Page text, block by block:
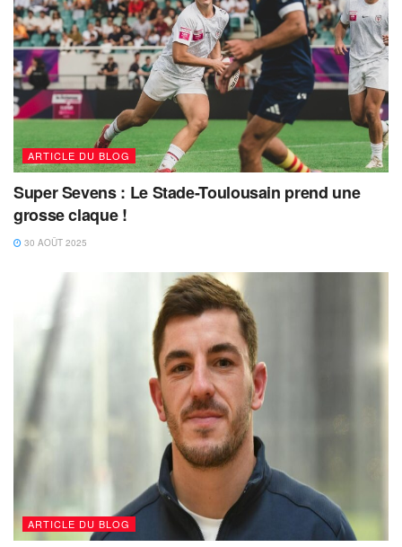
ARTICLE DU BLOG
Super Sevens : Le Stade-Toulousain prend une
grosse claque !
30 AOÛT 2025
ARTICLE DU BLOG